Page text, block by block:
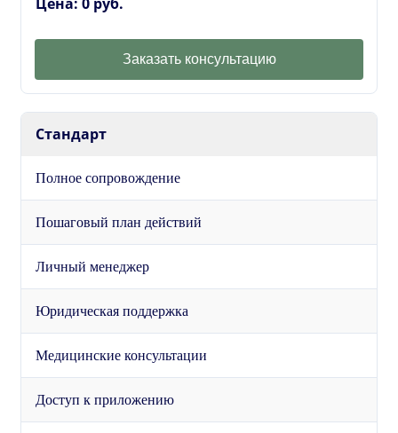
Заказать консультацию
Стандарт
Полное сопровождение
Пошаговый план действий
Личный менеджер
Юридическая поддержка
Медицинские консультации
Доступ к приложению